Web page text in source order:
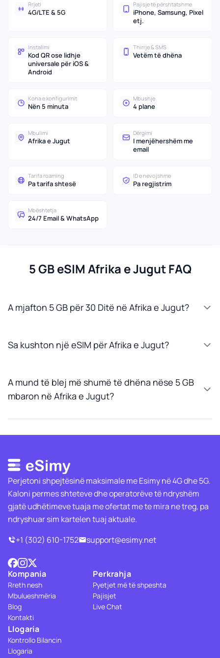
Rrjeti
4G/LTE & 5G
Pajisje të përshtatshme
iPhone, Samsung, Pixel
etj.
Instalimi
Kod QR ose lidhje
universale për iOS &
Android
Thirrje & SMS
Vetëm të dhëna
Koha e konfigurimit
Nën 5 minuta
Mbushje
4 plane
Mbulimi
Afrika e Jugut
Dërgimi
I menjëhershëm me
email
Tarifa roaming
Pa tarifa shtesë
ID e nevojshme
Pa regjistrim
Mbështetja
24/7 Email & WhatsApp
5 GB eSIM Afrika e Jugut FAQ
A mjafton 5 GB për 30 Ditë në Afrika e Jugut?
Sa kushton një eSIM për Afrika e Jugut?
A mund të blej më shumë të dhëna nëse 5 GB
mbaron në Afrika e Jugut?
Perjetoni shpejtësinë maksimale me Esimy në 4G dhe 5G.
Kaloni permes shteteve dhe operatorëve të ndryshëm
gjatë udhëtimeve tuaja me ofertat me te mira ne treg, pa
ndryshuar sim kartelen tuaj aktuale.
+1 (302) 610-1752
support@esimy.net
Kompania
Rreth nesh
Mbulueshmëria
Blog
Kontakti
Perkrahja
Pyetjet më të shpeshta
Pajisjet
Live Chat
Llogaria
Kontrollo Bilancin
Llogaria